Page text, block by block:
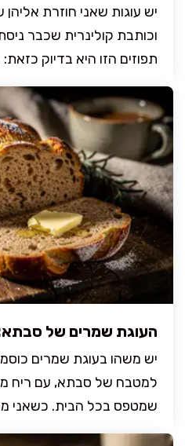
יש עוגות שאני חוזרת
וכותבת קולינרית שכבר
תפוזים הזו היא בדיוק כזאת:
העוגת שמרים של
יש משהו בעוגת שמרים
למטבח של סבתא, עם ריח
שמטפס בכל הבית. כשאני